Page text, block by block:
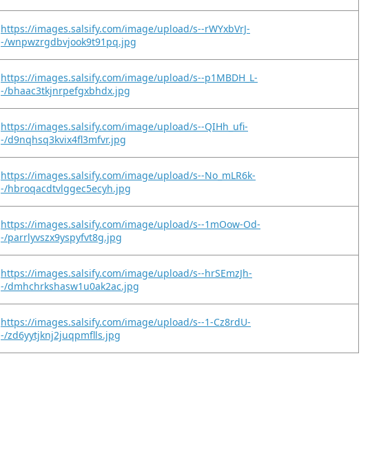
https://images.salsify.com/image/upload/s--rWYxbVrJ-
-/wnpwzrgdbvjook9t91pq.jpg
https://images.salsify.com/image/upload/s--p1MBDH_L-
-/bhaac3tkjnrpefgxbhdx.jpg
https://images.salsify.com/image/upload/s--QIHh_ufi-
-/d9nqhsq3kvix4fl3mfvr.jpg
https://images.salsify.com/image/upload/s--No_mLR6k-
-/hbroqacdtvlggec5ecyh.jpg
https://images.salsify.com/image/upload/s--1mOow-Od-
-/parrlyvszx9yspyfvt8g.jpg
https://images.salsify.com/image/upload/s--hrSEmzJh-
-/dmhchrkshasw1u0ak2ac.jpg
https://images.salsify.com/image/upload/s--1-Cz8rdU-
-/zd6yytjknj2juqpmflls.jpg